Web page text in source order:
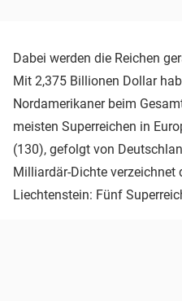
Dabei werden die Reichen
Mit 2,375 Billionen Dollar
Nordamerikaner beim
meisten Superreichen in
(130), gefolgt von
Milliardär-Dichte verzeichnet
Liechtenstein: Fünf